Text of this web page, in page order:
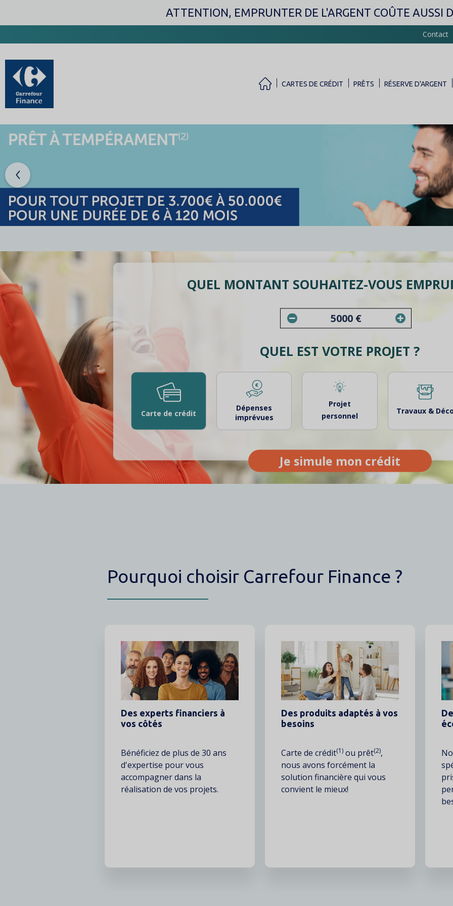
au
ATTENTION, EMPRUNTER DE L'ARGENT COÛTE AUSSI
Contact
CARTES DE CRÉDIT PRÊTS RÉSERVE D'ARGENT
Previous
QUEL MONTANT SOUHAITEZ-VOUS
QUEL EST VOTRE PROJET ?
Carte de crédit
€
Dépenses
imprévues
Projet
personnel
Travaux &
Je simule mon crédit
Pourquoi choisir Carrefour Finance ?
Image
Des experts financiers à
vos côtés
Texte
Bénéficiez de plus de 30 ans
d'expertise pour vous
accompagner dans la
réalisation de vos projets.
Des produits adaptés à vos
besoins
Texte
Carte de crédit(1) ou prêt(2),
nous avons forcément la
solution financière qui vous
convient le mieux!